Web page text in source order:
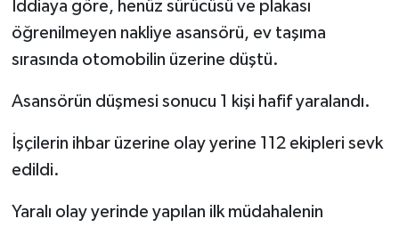
İddiaya göre, henüz sürücüsü ve plakası
öğrenilmeyen nakliye asansörü, ev taşıma
sırasında otomobilin üzerine düştü.
Asansörün düşmesi sonucu 1 kişi hafif yaralandı.
İşçilerin ihbar üzerine olay yerine 112 ekipleri sevk
edildi.
Yaralı olay yerinde yapılan ilk müdahalenin